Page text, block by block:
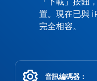
置。現在已與
完全相容。
音訊編碼器：